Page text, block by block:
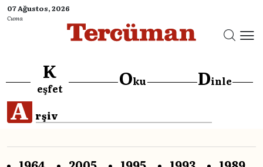
07 Ağustos, 2026
Cuma
K
eşfet Oku Dinle
A rşiv